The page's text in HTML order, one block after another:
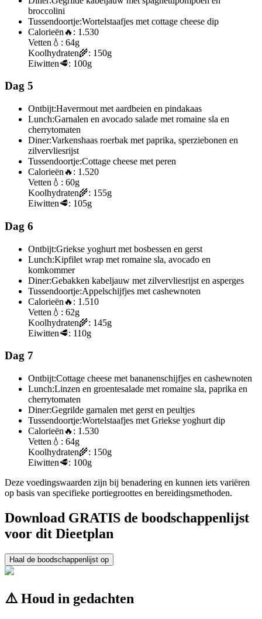
broccolini
Tussendoortje:Wortelstaafjes met cottage cheese dip
Calorieën 🔥: 1.530
Vetten 💧: 64g
Koolhydraten🌾: 150g
Eiwitten🥩: 100g
Dag 5
Ontbijt:Havermout met aardbeien en pindakaas
Lunch:Garnalen en avocado salade met romaine sla en
cherrytomaten
Diner:Varkenshaas roerbak met paprika, sperziebonen en
zilvervliesrijst
Tussendoortje:Cottage cheese met peren
Calorieën 🔥: 1.520
Vetten 💧: 60g
Koolhydraten🌾: 155g
Eiwitten🥩: 105g
Dag 6
Ontbijt:Griekse yoghurt met bosbessen en gerst
Lunch:Kipfilet wrap met romaine sla, avocado en
komkommer
Diner:Gebakken kabeljauw met zilvervliesrijst en asperges
Tussendoortje:Appelschijfjes met cashewnoten
Calorieën 🔥: 1.510
Vetten 💧: 62g
Koolhydraten🌾: 145g
Eiwitten🥩: 110g
Dag 7
Ontbijt:Cottage cheese met bananenschijfjes en cashewnoten
Lunch:Linzen en groentesalade met romaine sla, paprika en
cherrytomaten
Diner:Gegrilde garnalen met gerst en peultjes
Tussendoortje:Wortelstaafjes met Griekse yoghurt dip
Calorieën 🔥: 1.530
Vetten 💧: 64g
Koolhydraten🌾: 150g
Eiwitten🥩: 100g
Deze voedingswaarden zijn bij benadering en kunnen iets variëren
op basis van specifieke portiegroottes en bereidingsmethoden.
Download GRATIS de boodschappenlijst
voor dit Dieetplan
Haal de boodschappenlijst op
⚠️ Houd in gedachten